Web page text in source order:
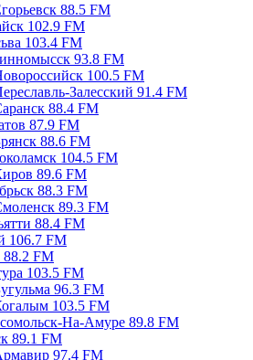
88.5 FM
102.9 FM
103.4 FM
93.8 FM
100.5 FM
Залесский 91.4 FM
88.4 FM
87.9 FM
88.6 FM
104.5 FM
89.6 FM
88.3 FM
89.3 FM
88.4 FM
106.7 FM
88.2 FM
103.5 FM
96.3 FM
103.5 FM
На-Амуре 89.8 FM
89.1 FM
97.4 FM